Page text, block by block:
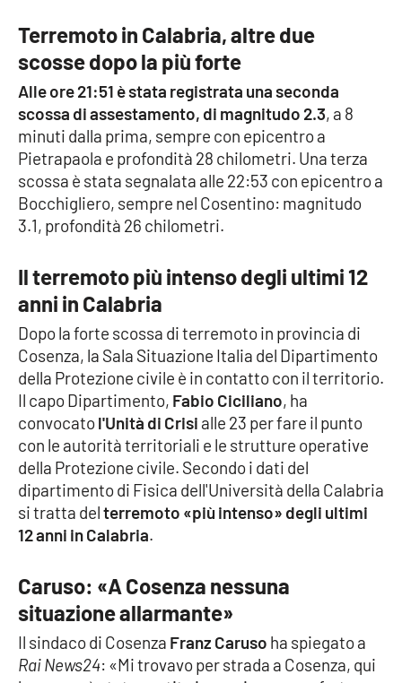
Le perfidie di Antonella Grippo
Venti di comunicazione
STREAMING
LaC TV
LaC Network
LaC OnAir
EDIZIONI
LOCALI
Catanzaro
Crotone
Vibo Valentia
Reggio Calabria
Lamezia Terme
Terremoto in Calabria, altre due
scosse dopo la più forte
Alle ore 21:51 è stata registrata una seconda
scossa di assestamento, di magnitudo 2.3, a 8
minuti dalla prima, sempre con epicentro a
Pietrapaola e profondità 28 chilometri. Una terza
scossa è stata segnalata alle 22:53 con epicentro a
Bocchigliero, sempre nel Cosentino: magnitudo
3.1, profondità 26 chilometri.
Il terremoto più intenso degli ultimi 12
anni in Calabria
Dopo la forte scossa di terremoto in provincia di
Cosenza, la Sala Situazione Italia del Dipartimento
della Protezione civile è in contatto con il territorio.
Il capo Dipartimento, Fabio Ciciliano, ha
convocatol'Unità di Crisi alle 23 per fare il punto
con le autorità territoriali e le strutture operative
della Protezione civile. Secondo i dati del
dipartimento di Fisica dell'Università della Calabria
si tratta delterremoto «più intenso» degli ultimi
12 anni in Calabria.
Caruso: «A Cosenza nessuna
situazione allarmante»
Il sindaco di Cosenza Franz Caruso ha spiegato a
Rai News24: «Mi trovavo per strada a Cosenza, qui